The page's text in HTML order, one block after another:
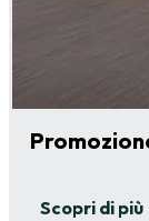
Scopri di più